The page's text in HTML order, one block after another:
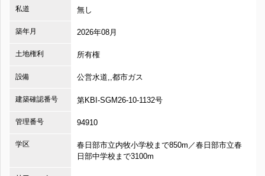
私道 無し
築年月 2026年08月
土地権利 所有権
設備 公営水道,,都市ガス
建築確認番号 第KBI-SGM26-10-1132号
管理番号 94910
学区
春日部市立内牧小学校まで850m／春日部市立春
日部中学校まで3100m